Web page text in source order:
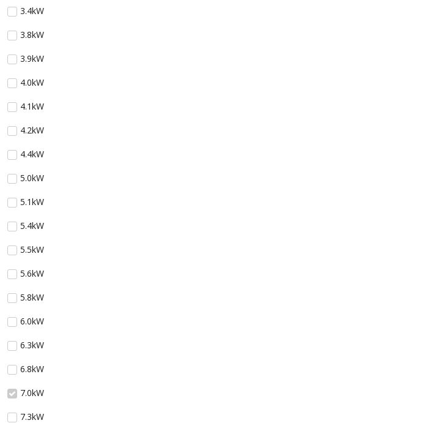
3.4kW
3.8kW
3.9kW
4.0kW
4.1kW
4.2kW
4.4kW
5.0kW
5.1kW
5.4kW
5.5kW
5.6kW
5.8kW
6.0kW
6.3kW
6.8kW
7.0kW
7.3kW